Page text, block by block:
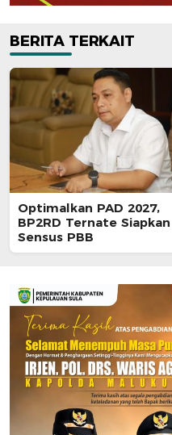
BERITA TERKAIT
Optimalkan PAD 2027,
BP2RD Ternate Siapkan
Sensus PBB